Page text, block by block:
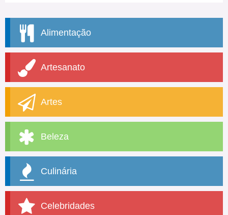
Alimentação
Artesanato
Artes
Beleza
Culinária
Celebridades